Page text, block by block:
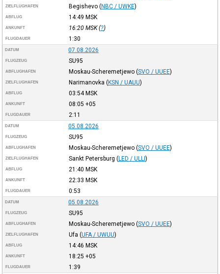
ZIELFLUGHAFEN Begishevo (NBC / UWKE)
ABFLUG 14:49 MSK
ANKUNFT 16:20 MSK(?)
FLUGDAUER 1:30
DATUM 07.08.2026
FLUGZEUG SU95
ABFLUGHAFEN Moskau-Scheremetjewo (SVO / UUEE)
ZIELFLUGHAFEN Narimanovka (KSN / UAUU)
ABFLUG 03:54MSK
ANKUNFT 08:05 +05
FLUGDAUER 2:11
DATUM 05.08.2026
FLUGZEUG SU95
ABFLUGHAFEN Moskau-Scheremetjewo (SVO / UUEE)
ZIELFLUGHAFEN Sankt Petersburg (LED / ULLI)
ABFLUG 21:40 MSK
ANKUNFT 22:33 MSK
FLUGDAUER 0:53
DATUM 05.08.2026
FLUGZEUG SU95
ABFLUGHAFEN Moskau-Scheremetjewo (SVO / UUEE)
ZIELFLUGHAFEN Ufa (UFA / UWUU)
ABFLUG 14:46 MSK
ANKUNFT 18:25 +05
FLUGDAUER 1:39